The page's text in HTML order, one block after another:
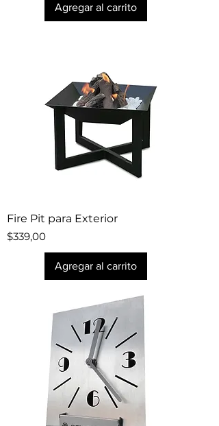
Agregar al carrito
Fire Pit para Exterior
Precio
$339,00
Agregar al carrito